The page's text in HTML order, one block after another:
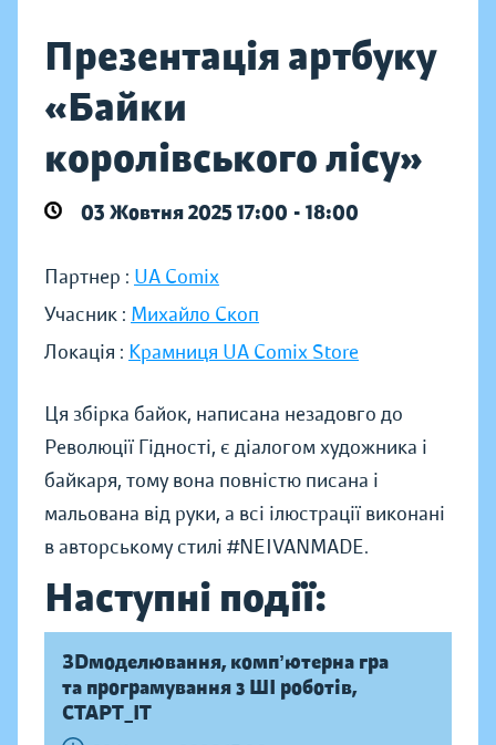
Презентація артбуку
«Байки
королівського лісу»
03 Жовтня 2025 17:00 - 18:00
Партнер : UA Comix
Учасник : Михайло Скоп
Локація : Крамниця UA Comix Store
Ця збірка байок, написана незадовго до
Революції Гідності, є діалогом художника і
байкаря, тому вона повністю писана і
мальована від руки, а всі ілюстрації виконані
в авторському стилі #NEIVANMADE.
Наступні події:
ЗDмоделювання, компʼютерна гра
та програмування з ШІ роботів,
СТАРТ_ІТ